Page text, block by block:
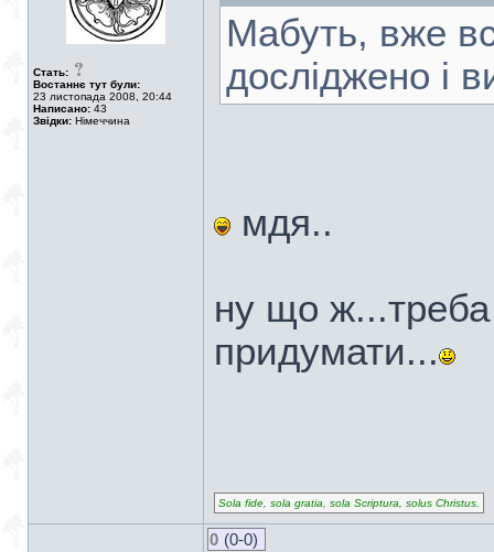
Стать:
Востаннє тут були:
23 листопада 2008, 20:44
Написано: 43
Звідки: Німеччина
Мабуть, вже
досліджено і
мдя..
ну що ж...треба
придумати...
Sola fide, sola gratia, sola Scriptura, solus Christus.
0 (0-0)